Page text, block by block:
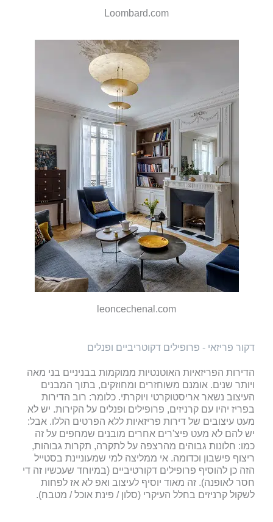
Loombard.com
leoncechenal.com
דקור פריזאי - פרופילים דקוטריביים ופנלים
הדירות הפריזאיות האוטנטיות ממוקמות בבניניים בני מאה
ויותר שנים. אומנם משוחזרים ומחוזקים, בתוך המבנים
העיצוב נשאר אריסטוקרטי ויוקרתי. כלומר: רוב הדירות
בפריז יהיו עם קרניזים, פרופילים ופנלים על הקירות. יש לא
מעט עיצובים של דירות פריזאיות ללא הפרטים הללו. אבל:
יש להם לא מעט פיצ'רים אחרים מובנים שמחפים על זה
כמו: חלונות גבוהים מהרצפה על לתקרה, תקרות גבוהות,
ריצוף פישבון וכדומה. אי ממליצה למי שמעוניינת בסטייל
הזה כן להוסיף פרופילים דקורטיביים (במיוחד שעכשיו זה די
חסר לאופנה). זה מאוד יוסיף לעיצוב ואפ לא אז לפחות
לשקול קרניזים בחלל העיקרי (סלון / פינת אוכל / מטבח).